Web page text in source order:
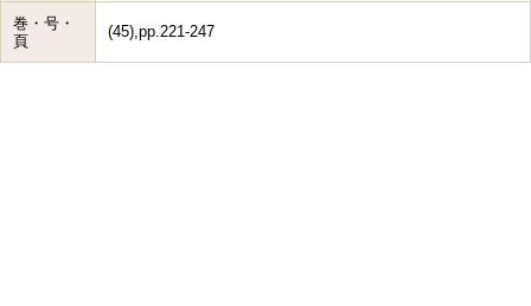
巻・号・
頁
(45),pp.221-247